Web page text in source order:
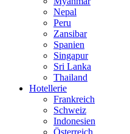
Nepal
Peru
Zansibar
Spanien
Singapur
Sri Lanka
Thailand
Hotellerie
Frankreich
Schweiz
Indonesien
Österreich